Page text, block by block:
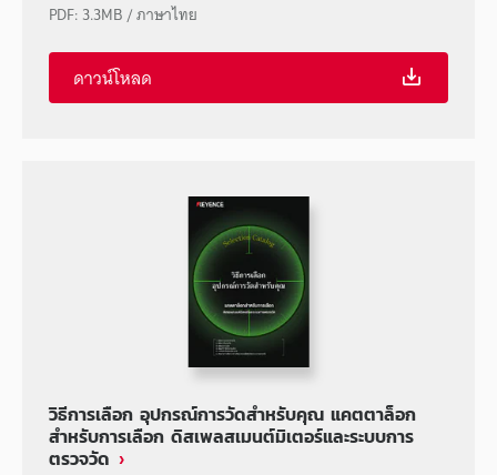
PDF: 3.3MB/ภาษาไทย
ดาวน์โหลด
วิธีการเลือก อุปกรณ์การวัดสำหรับคุณ แคตตาล็อก
สำหรับการเลือก ดิสเพลสเมนต์มิเตอร์และระบบการ
ตรวจวัด